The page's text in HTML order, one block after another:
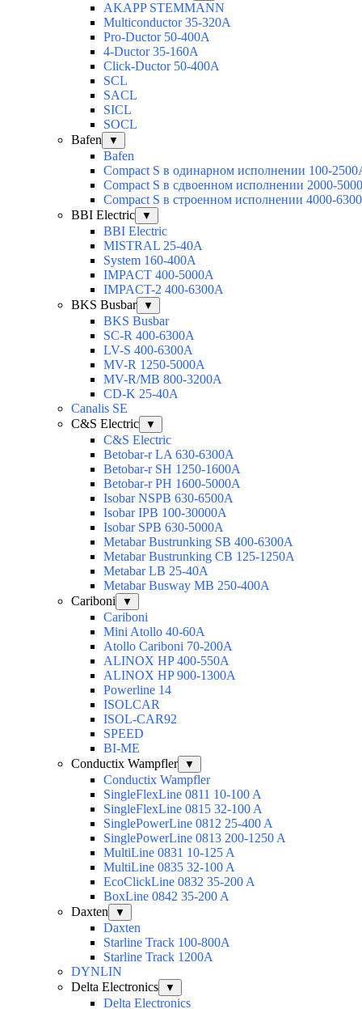
AKAPP STEMMANN
Multiconductor 35-320A
Pro-Ductor 50-400A
4-Ductor 35-160A
Click-Ductor 50-400A
SCL
SACL
SICL
SOCL
Bafen
▼
Bafen
Compact S в одинарном исполнении 100-
Compact S в сдвоенном исполнении 2000-
Compact S в строенном исполнении 4000-
BBI Electric
▼
BBI Electric
MISTRAL 25-40А
System 160-400А
IMPACT 400-5000А
IMPACT-2 400-6300А
BKS Busbar
▼
BKS Busbar
SC-R 400-6300A
LV-S 400-6300A
MV-R 1250-5000A
MV-R/MB 800-3200A
CD-K 25-40A
Canalis SE
C&S Electric
▼
C&S Electric
Betobar-r LA 630-6300A
Betobar-r SH 1250-1600A
Betobar-r PH 1600-5000A
Isobar NSPB 630-6500A
Isobar IPB 100-30000A
Isobar SPB 630-5000A
Metabar Bustrunking SB 400-6300A
Metabar Bustrunking CB 125-1250A
Metabar LB 25-40A
Metabar Busway MB 250-400A
Cariboni
▼
Cariboni
Mini Atollo 40-60A
Atollo Cariboni 70-200A
ALINOX HP 400-550A
ALINOX HP 900-1300A
Powerline 14
ISOLCAR
ISOL-CAR92
SPEED
BI-ME
Conductix Wampfler
▼
Conductix Wampfler
SingleFlexLine 0811 10-100 A
SingleFlexLine 0815 32-100 A
SinglePowerLine 0812 25-400 A
SinglePowerLine 0813 200-1250 A
MultiLine 0831 10-125 A
MultiLine 0835 32-100 A
EcoClickLine 0832 35-200 A
BoxLine 0842 35-200 A
Daxten
▼
Daxten
Starline Track 100-800А
Starline Track 1200А
DYNLIN
Delta Electronics
▼
Delta Electronics